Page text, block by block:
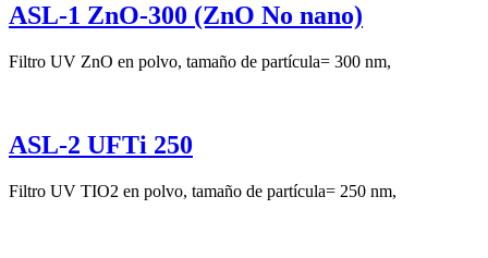
ASL-1 ZnO-300 (ZnO No nano)
Filtro UV ZnO en polvo, tamaño de partícula= 300 nm,
ASL-2 UFTi 250
Filtro UV TIO2 en polvo, tamaño de partícula= 250 nm,